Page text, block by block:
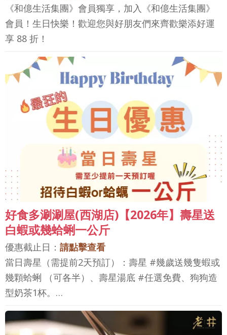
《和億生活集團》會員獨享，加入《和億生活集團》
會員！生日快樂！歡迎您與好朋友們來齊歡樂添好運
享 88 折！
好食多涮涮屋(西湖店)【2026年】壽星送
白蝦或幾蛤蜊一公斤
優惠截止日： 請點擊查看
當日壽星（需提前2天預訂）：壽星 #幾歲送幾隻蝦或
幾顆蛤蜊 （可各半）、壽星湯底 #任選免費、狗狗造
型奶茶1杯。…